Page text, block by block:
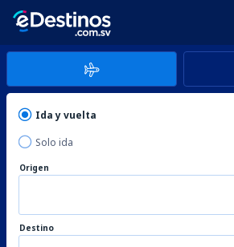
Ida y vuelta
Solo ida
Origen
Destino